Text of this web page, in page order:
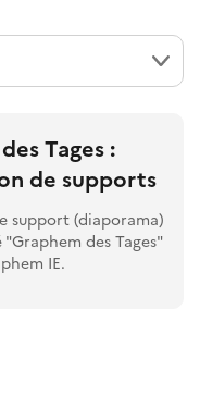
Tages :
de supports
support (diaporama)
des Tages"
IE.